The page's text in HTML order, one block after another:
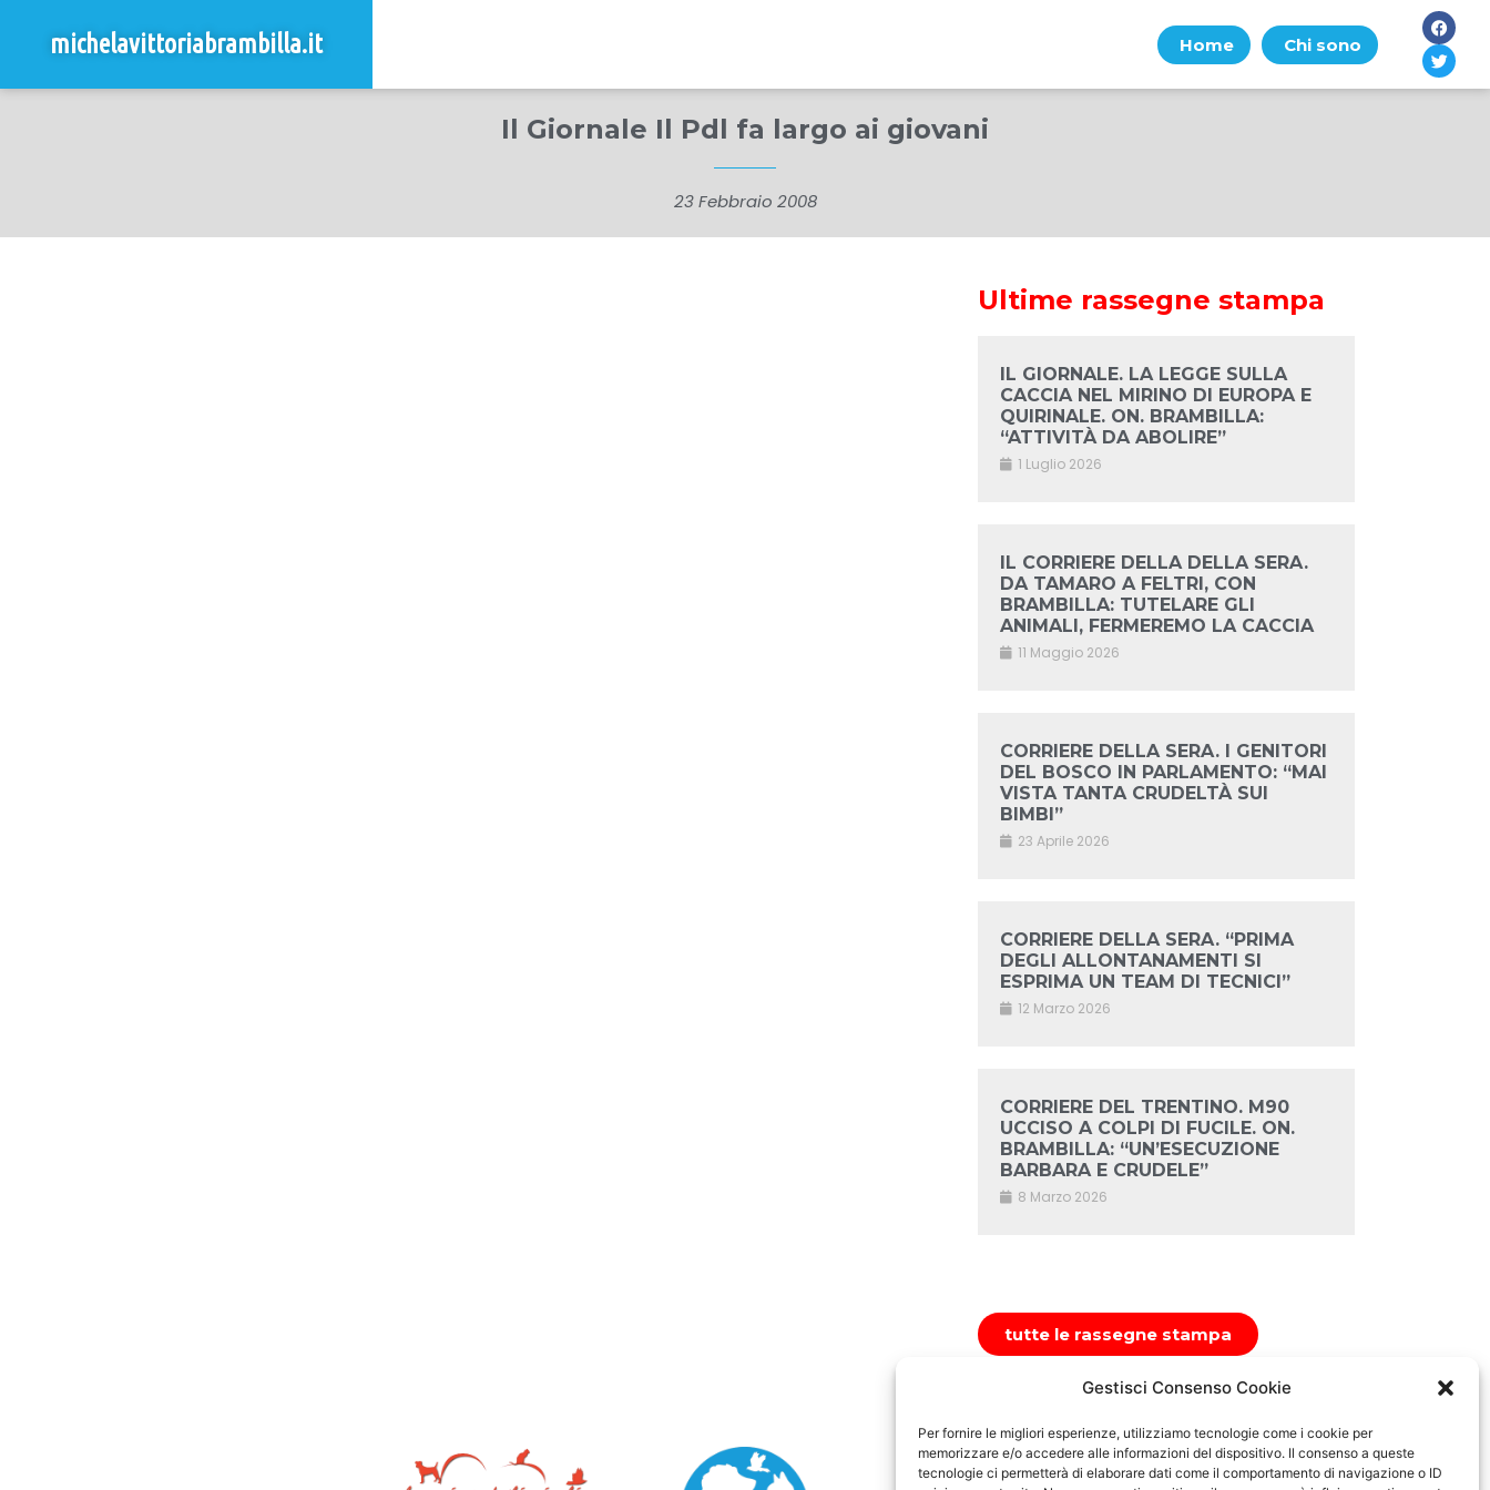
Gestisci Consenso Cookie
Per fornire le migliori esperienze, utilizziamo tecnologie come i cookie per
memorizzare e/o accedere alle informazioni del dispositivo. Il consenso a queste
tecnologie ci permetterà di elaborare dati come il comportamento di navigazione o ID
michelavittoriabrambilla.it Home Chi sono
Il Giornale Il Pdl fa largo ai giovani
23 Febbraio 2008
Ultime rassegne stampa
IL GIORNALE. LA LEGGE SULLA
CACCIA NEL MIRINO DI EUROPA E
QUIRINALE. ON. BRAMBILLA:
“ATTIVITÀ DA ABOLIRE”
1 Luglio 2026
IL CORRIERE DELLA DELLA SERA.
DA TAMARO A FELTRI, CON
BRAMBILLA: TUTELARE GLI
ANIMALI, FERMEREMO LA CACCIA
11 Maggio 2026
CORRIERE DELLA SERA. I GENITORI
DEL BOSCO IN PARLAMENTO: “MAI
VISTA TANTA CRUDELTÀ SUI
BIMBI”
23 Aprile 2026
CORRIERE DELLA SERA. “PRIMA
DEGLI ALLONTANAMENTI SI
ESPRIMA UN TEAM DI TECNICI”
12 Marzo 2026
CORRIERE DEL TRENTINO. M90
UCCISO A COLPI DI FUCILE. ON.
BRAMBILLA: “UN’ESECUZIONE
BARBARA E CRUDELE”
8 Marzo 2026
tutte le rassegne stampa